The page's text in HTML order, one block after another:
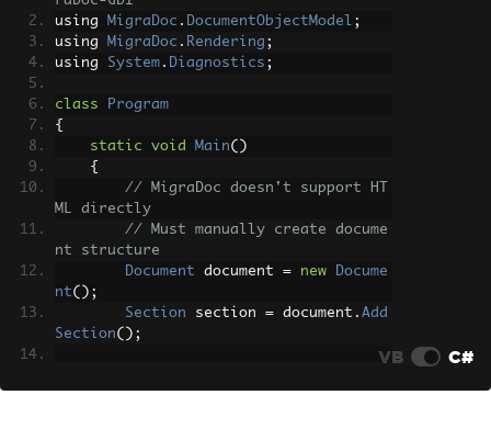
using MigraDoc . DocumentObjectModel ;
using MigraDoc . Rendering ;
using System . Diagnostics ;
class
Program
{
static
void Main()
{
// MigraDoc doesn't support HT
ML directly
// Must manually create docume
nt structure
Document document = new
Docume
nt();
Section section = document . Add
Section();
VB C#